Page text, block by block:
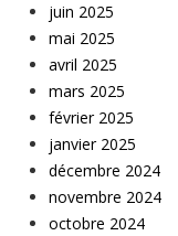
juin 2025
mai 2025
avril 2025
mars 2025
février 2025
janvier 2025
décembre 2024
novembre 2024
octobre 2024